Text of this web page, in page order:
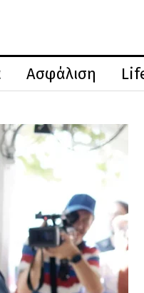
Ασφάλιση